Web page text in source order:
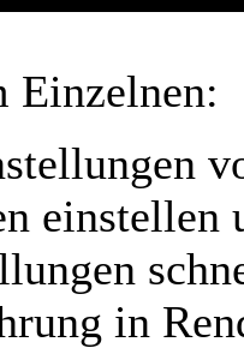
Einzelnen:
einstellen
in